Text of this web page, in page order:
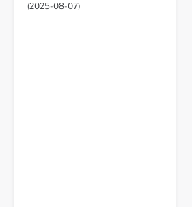
(2025-08-07)